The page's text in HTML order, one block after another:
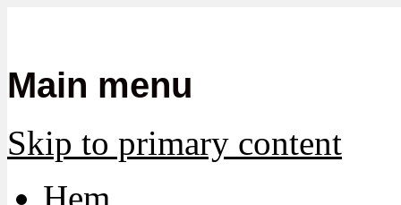
Main menu
Skip to primary content